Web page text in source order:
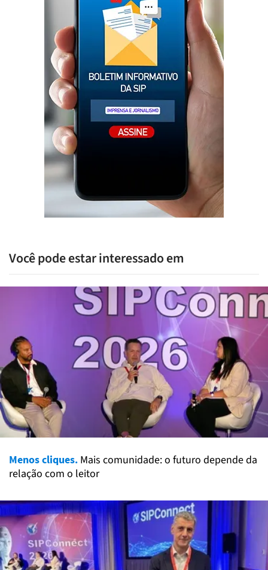
Você pode estar interessado em
Menos cliques. Mais comunidade: o futuro depende da
relação com o leitor